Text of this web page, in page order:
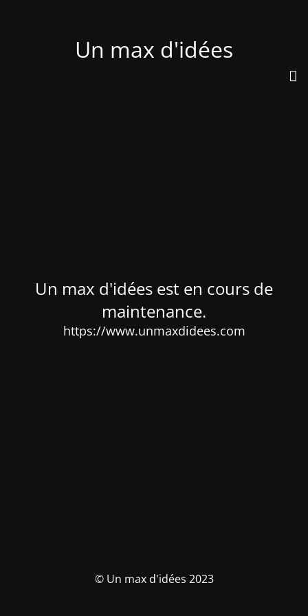
Un max d'idées
Un max d'idées est en cours de
maintenance.
https://www.unmaxdidees.com
© Un max d'idées 2023